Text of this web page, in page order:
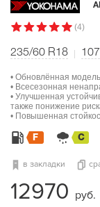
(4)
235/60 R18 107
• Обновлённая
• Всесезонная
• Улучшенная
также понижение
• Повышенная
F C
в закладки
12970 руб.